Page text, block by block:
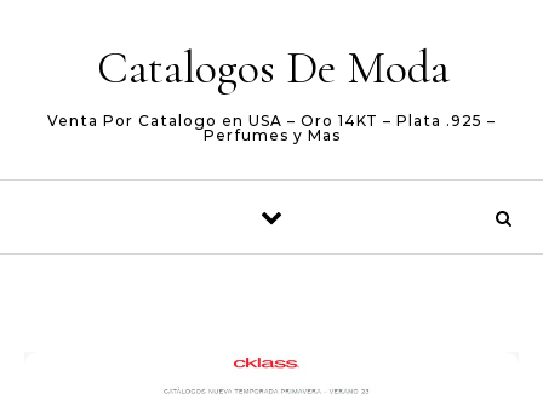
Catalogos De Moda
Venta Por Catalogo en USA – Oro 14KT – Plata .925 –
Perfumes y Mas